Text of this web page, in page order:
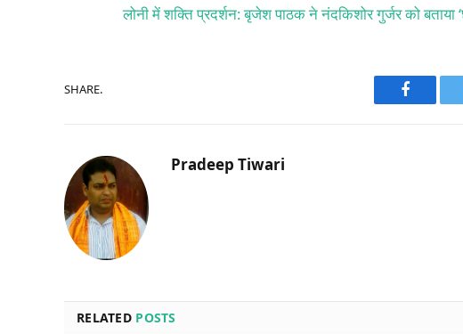
लोनी में शक्ति प्रदर्शन: बृजेश पाठक ने नंदकिशोर गुर्जर को बताया
SHARE.
Pradeep Tiwari
RELATED POSTS